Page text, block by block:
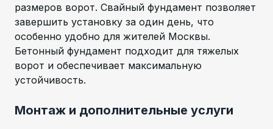
размеров ворот. Свайный фундамент позволяет
завершить установку за один день, что
особенно удобно для жителей Москвы.
Бетонный фундамент подходит для тяжелых
ворот и обеспечивает максимальную
устойчивость.
Монтаж и дополнительные услуги